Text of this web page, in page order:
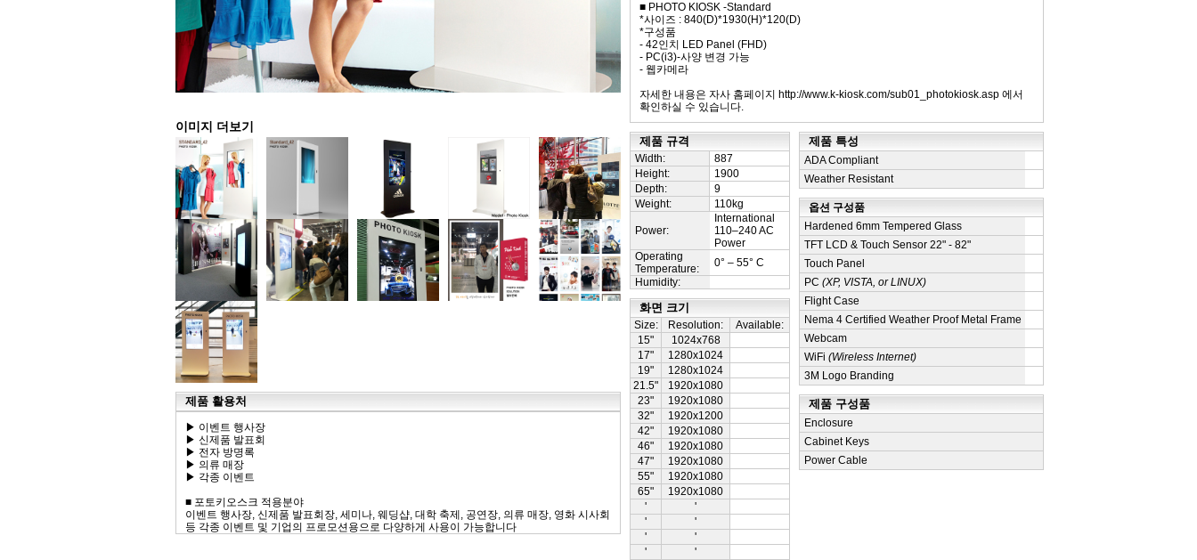
이미지 더보기
제품 활용처
▶ 이벤트 행사장
▶ 신제품 발표회
▶ 전자 방명록
▶ 의류 매장
▶ 각종 이벤트
■ 포토키오스크 적용분야
이벤트 행사장, 신제품 발표회장, 세미나, 웨딩샵, 대학 축제, 공연장, 의류 매장, 영화 시사회
등 각종 이벤트 및 기업의 프로모션용으로 다양하게 사용이 가능합니다
■ PHOTO KIOSK -Standard
*사이즈 : 840(D)*1930(H)*120(D)
*구성품
- 42인치 LED Panel (FHD)
- PC(i3)-사양 변경 가능
- 웹카메라
자세한 내용은 자사 홈페이지 http://www.k-kiosk.com/sub01_photokiosk.asp 에서
확인하실 수 있습니다.
제품 규격
Width:
887
Height:
1900
Depth:
9
Weight:
110kg
Power:
International
110–240 AC
Power
Operating
Temperature:
0° – 55° C
Humidity:
화면 크기
Size: Resolution:
Available:
15"
1024x768
17"
1280x1024
19"
1280x1024
21.5"
1920x1080
23"
1920x1080
32"
1920x1200
42"
1920x1080
46"
1920x1080
47"
1920x1080
55"
1920x1080
65"
1920x1080
'
'
'
'
'
'
'
'
제품 특성
ADA Compliant
Weather Resistant
옵션 구성품
Hardened 6mm Tempered Glass
TFT LCD & Touch Sensor 22" - 82"
Touch Panel
PC (XP, VISTA, or LINUX)
Flight Case
Nema 4 Certified Weather Proof Metal Frame
Webcam
WiFi (Wireless Internet)
3M Logo Branding
제품 구성품
Enclosure
Cabinet Keys
Power Cable